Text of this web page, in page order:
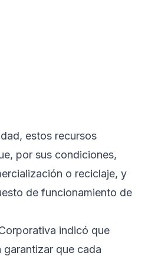
estos recursos
por sus condiciones,
o reciclaje, y
de funcionamiento de
indicó que
garantizar que cada